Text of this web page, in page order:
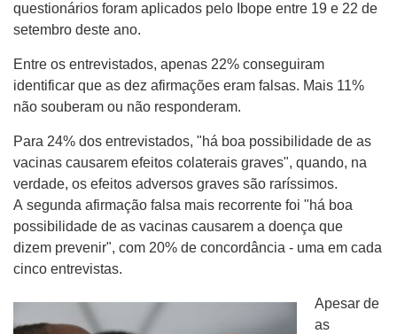
questionários foram aplicados pelo Ibope entre 19 e 22 de
setembro deste ano.
Entre os entrevistados, apenas 22% conseguiram
identificar que as dez afirmações eram falsas. Mais 11%
não souberam ou não responderam.
Para 24% dos entrevistados, "há boa possibilidade de as
vacinas causarem efeitos colaterais graves", quando, na
verdade, os efeitos adversos graves são raríssimos.
A segunda afirmação falsa mais recorrente foi "há boa
possibilidade de as vacinas causarem a doença que
dizem prevenir", com 20% de concordância - uma em cada
cinco entrevistas.
Apesar de
as